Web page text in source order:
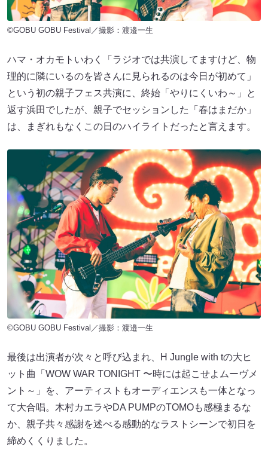
©GOBU GOBU Festival／撮影：渡邉一生
ハマ・オカモトいわく「ラジオでは共演してますけど、物
理的に隣にいるのを皆さんに見られるのは今日が初めて」
という初の親子フェス共演に、終始「やりにくいわ～」と
返す浜田でしたが、親子でセッションした「春はまだか」
は、まぎれもなくこの日のハイライトだったと言えます。
©GOBU GOBU Festival／撮影：渡邉一生
最後は出演者が次々と呼び込まれ、H Jungle with tの大ヒ
ット曲「WOW WAR TONIGHT 〜時には起こせよムーヴメ
ント～」を、アーティストもオーディエンスも一体となっ
て大合唱。木村カエラやDA PUMPのTOMOも感極まるな
か、親子共々感謝を述べる感動的なラストシーンで初日を
締めくくりました。